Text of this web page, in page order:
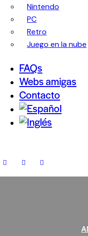
Nintendo
PC
Retro
Juego en la nube
FAQs
Webs amigas
Contacto